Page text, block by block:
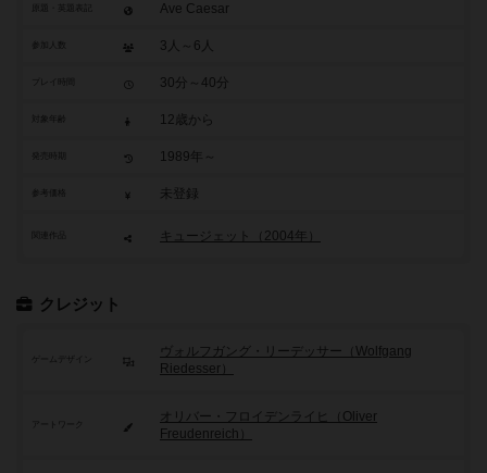
Ave Caesar
参加人数 3人～6人
30分～40分
12歳から
1989年～
参考価格 未登録
関連作品 キュージェット（2004年）
クレジット
ゲームデザイン
ヴォルフガング・リーデッサー（Wolfgang
Riedesser）
アートワーク
オリバー・フロイデンライヒ（Oliver
Freudenreich）